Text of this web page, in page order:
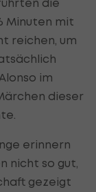
Minuten mit
reichen, um
im
dieser
erinnern
nicht so gut,
gezeigt